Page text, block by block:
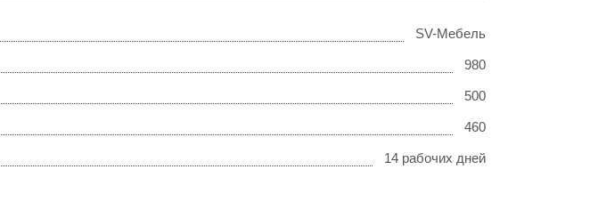
SV-Мебель
980
500
460
14 рабочих дней